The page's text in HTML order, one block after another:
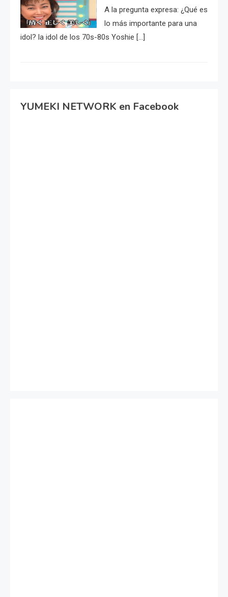
A la pregunta expresa: ¿Qué es
lo más importante para una
idol? la idol de los 70s-80s Yoshie […]
YUMEKI NETWORK en Facebook